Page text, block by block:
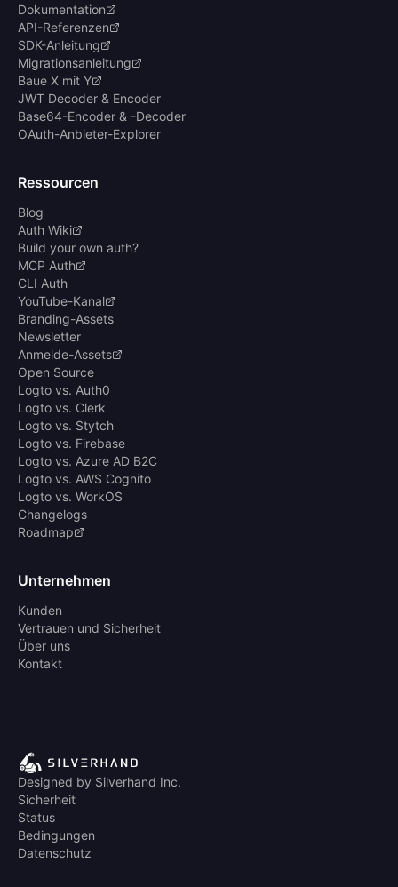
Dokumentation
API-Referenzen
SDK-Anleitung
Migrationsanleitung
Baue X mit Y
JWT Decoder & Encoder
Base64-Encoder & -Decoder
OAuth-Anbieter-Explorer
Ressourcen
Blog
Auth Wiki
Build your own auth?
MCP Auth
CLI Auth
YouTube-Kanal
Branding-Assets
Newsletter
Anmelde-Assets
Open Source
Logto vs. Auth0
Logto vs. Clerk
Logto vs. Stytch
Logto vs. Firebase
Logto vs. Azure AD B2C
Logto vs. AWS Cognito
Logto vs. WorkOS
Changelogs
Roadmap
Unternehmen
Kunden
Vertrauen und Sicherheit
Über uns
Kontakt
Designed by Silverhand Inc.
Sicherheit
Status
Bedingungen
Datenschutz